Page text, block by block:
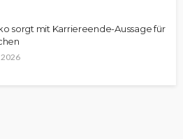
sorgt mit Karriereende-Aussage für
2026